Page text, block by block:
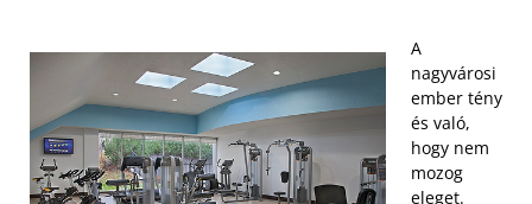
A
nagyvárosi
ember tény
és való,
hogy nem
mozog
eleget.